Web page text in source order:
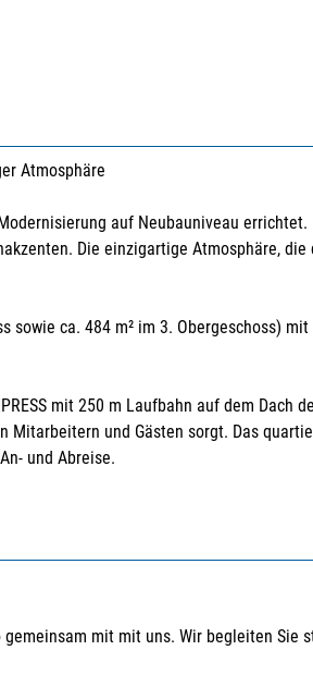
Atmosphäre
auf Neubauniveau
Die einzigartige Atmosphäre,
sowie ca. 484 m² im 3. Obergeschoss)
mit 250 m Laufbahn auf dem Dach
und Gästen sorgt. Das
und Abreise.
mit mit uns. Wir begleiten Sie